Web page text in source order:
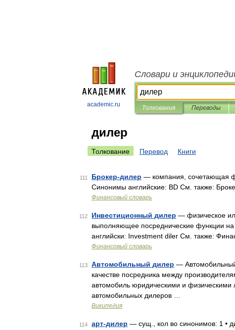
academic.ru
Словари и
Толкования Переводы
дилер
Толкование Перевод Книги
111 Брокер-дилер — компания, сочетающая
Синонимы английские: BD См. также:
Финансовый словарь
112 Инвестиционный дилер — физическое
выполняющее посреднические функции
английски: Investment diler См. также:
Финансовый словарь
113 Автомобильный дилер —
качестве посредника между
автомобиль юридическими и
автомобильных дилеров …
Википедия
114 арт-дилер — сущ., кол во синонимов: 1 •